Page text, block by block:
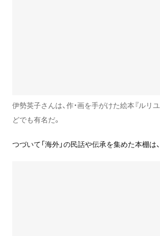
伊勢英子さんは、作・画を手がけた絵本『ルリ
どでも有名だ。
つづいて「海外」の民話や伝承を集めた本棚は